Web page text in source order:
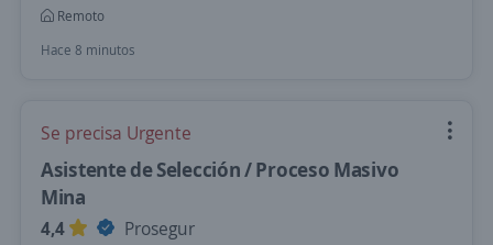
Remoto
Hace 8 minutos
Se precisa Urgente
Asistente de Selección / Proceso Masivo
Mina
4,4
Prosegur